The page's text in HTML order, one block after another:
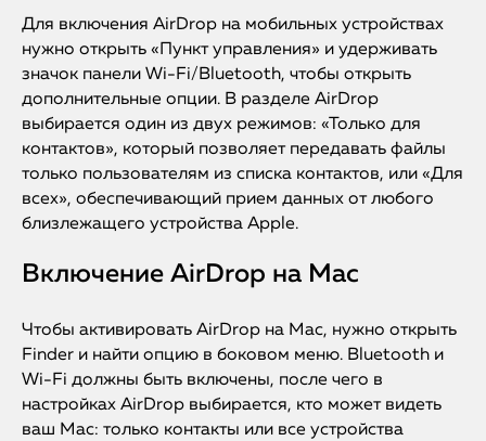
Для включения AirDrop на мобильных устройствах
нужно открыть «Пункт управления» и удерживать
значок панели Wi-Fi/Bluetooth, чтобы открыть
дополнительные опции. В разделе AirDrop
выбирается один из двух режимов: «Только для
контактов», который позволяет передавать файлы
только пользователям из списка контактов, или «Для
всех», обеспечивающий прием данных от любого
близлежащего устройства Apple.
Включение AirDrop на Mac
Чтобы активировать AirDrop на Mac, нужно открыть
Finder и найти опцию в боковом меню. Bluetooth и
Wi-Fi должны быть включены, после чего в
настройках AirDrop выбирается, кто может видеть
ваш Mac: только контакты или все устройства